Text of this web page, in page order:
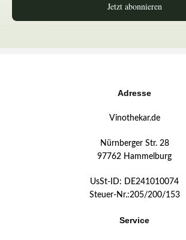
Jetzt abonnieren
Adresse
Vinothekar.de
Nürnberger Str. 28
97762 Hammelburg
UsSt-ID: DE241010074
Steuer-Nr.:205/200/153
Service